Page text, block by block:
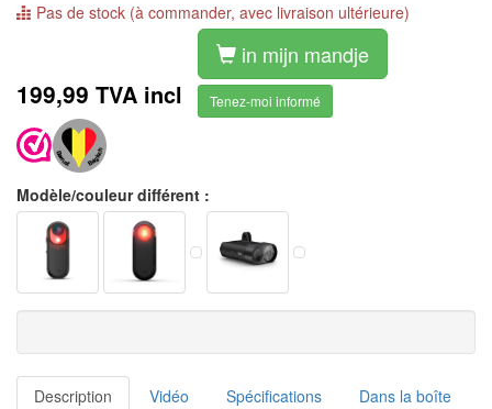
Pas de stock (à commander, avec livraison ultérieure)
199,99 TVA incl
in mijn mandje
Tenez-moi informé
Modèle/couleur différent :
Description Vidéo Spécifications
Dans la boîte